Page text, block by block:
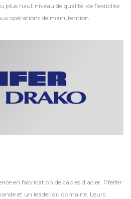
plus haut niveau de qualité, de flexibilité,
opérations de manutention.
en fabrication de câbles d’acier, Pfeifer
et un leader du domaine. Leurs